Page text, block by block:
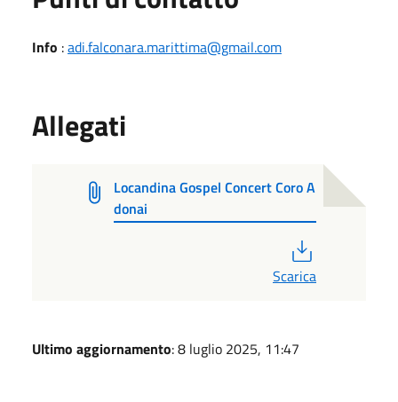
Info :adi.falconara.marittima@gmail.com
Allegati
Locandina Gospel Concert Coro A
donai
Scarica
Ultimo aggiornamento: 8 luglio 2025, 11:47